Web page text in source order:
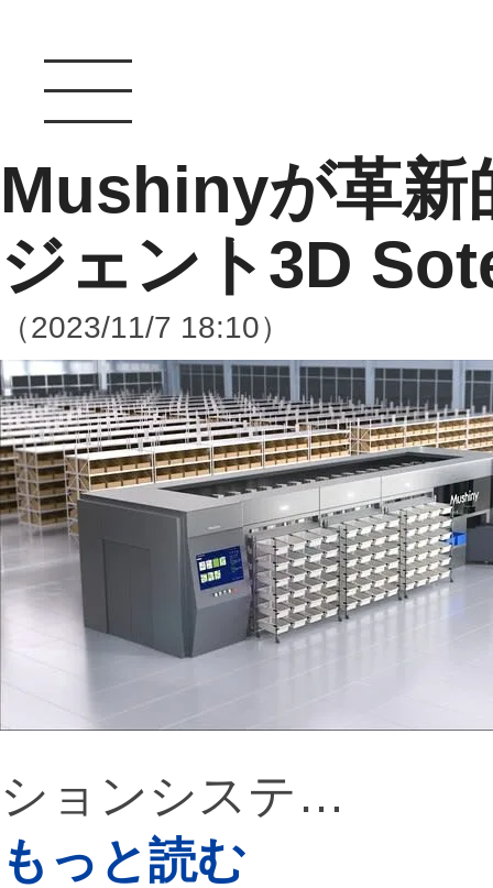
Mushinyが革新
ジェント3D
（2023/11/7 18:10）
ションシステ…
もっと読む